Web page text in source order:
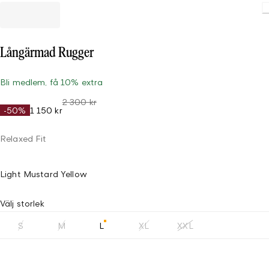
Långärmad Rugger
Bli medlem, få 10% extra
-50% 1 150 kr
2 300 kr
Relaxed Fit
Light Mustard Yellow
Välj storlek
S M L XL XXL